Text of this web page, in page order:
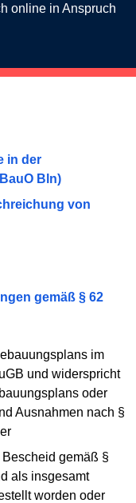
online in Anspruch
in der
Bln)
von
gemäß § 62
im
und widerspricht
oder
Ausnahmen nach §
gemäß §
als insgesamt
worden oder